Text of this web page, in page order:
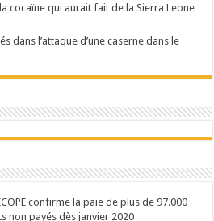
cocaïne qui aurait fait de la Sierra Leone
dans l’attaque d’une caserne dans le
confirme la paie de plus de 97.000
non payés dès janvier 2020